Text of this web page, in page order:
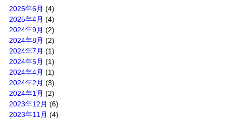
2025年6月 (4)
2025年4月 (4)
2024年9月 (2)
2024年8月 (2)
2024年7月 (1)
2024年5月 (1)
2024年4月 (1)
2024年2月 (3)
2024年1月 (2)
2023年12月 (6)
2023年11月 (4)